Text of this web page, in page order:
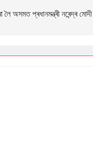
অসমত প্ৰধানমন্ত্ৰী নৰেন্দ্ৰ মোদী